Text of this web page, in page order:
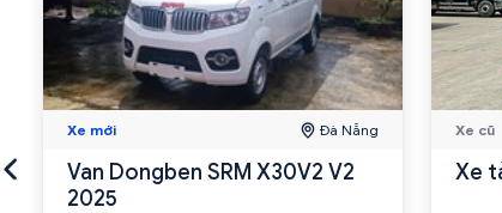
Xe mới Đà Nẵng
Van Dongben SRM X30V2 V2
2025
Xe cũ
Xe